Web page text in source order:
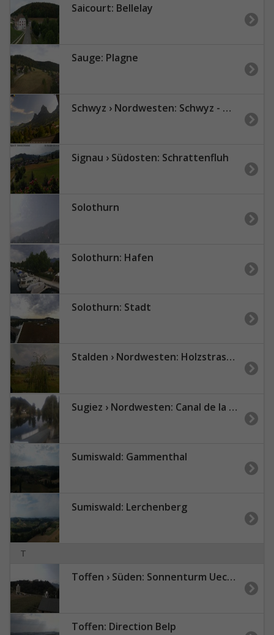
Saicourt: Bellelay
Sauge: Plagne
Schwyz › Nordwesten: Schwyz - Mythen
Signau › Südosten: Schrattenfluh
Solothurn
Solothurn: Hafen
Solothurn: Stadt
Stalden › Nordwesten: Holzstrasse - Konolfingen
Sugiez › Nordwesten: Canal de la Broye
Sumiswald: Gammenthal
Sumiswald: Lerchenberg
T
Toffen › Süden: Sonnenturm Uecht - Seitenberg
Toffen: Direction Belp